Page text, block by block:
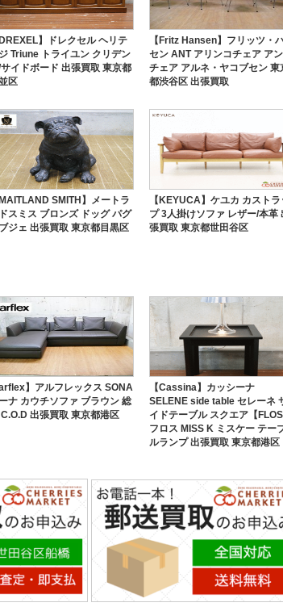
DREXEL】ドレクセル ヘリテ
Triune トライユン クリデン
イドボード 出張買取 東京都
区
【Fritz Hansen】フリッツ・
セン ANT アリンコチェア ア
チェア アルネ・ヤコブセン 東
都渋谷区 出張買取
MAITLAND SMITH】メートラ
スミス ブロンズ ドッグ パグ
ジェ 出張買取 東京都目黒区
【KEYUCA】ケユカ カストラ
プ 3人掛けソファ レザー/本革
張買取 東京都世田谷区
arflex】アルフレックス SONA
ナ カウチソファ ブラウン 総
出張買取 東京都港区
【Cassina】カッシーナ
SELENE side table セレーネ
イドテーブル スクエア【FLOS
フロス MISS K ミスケー テー
ルランプ 出張買取 東京都港区